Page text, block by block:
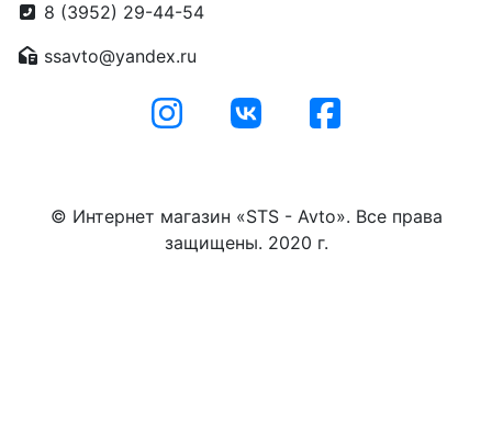
8 (3952) 29-44-54
ssavto@yandex.ru
© Интернет магазин «STS - Avto». Все права
защищены. 2020 г.